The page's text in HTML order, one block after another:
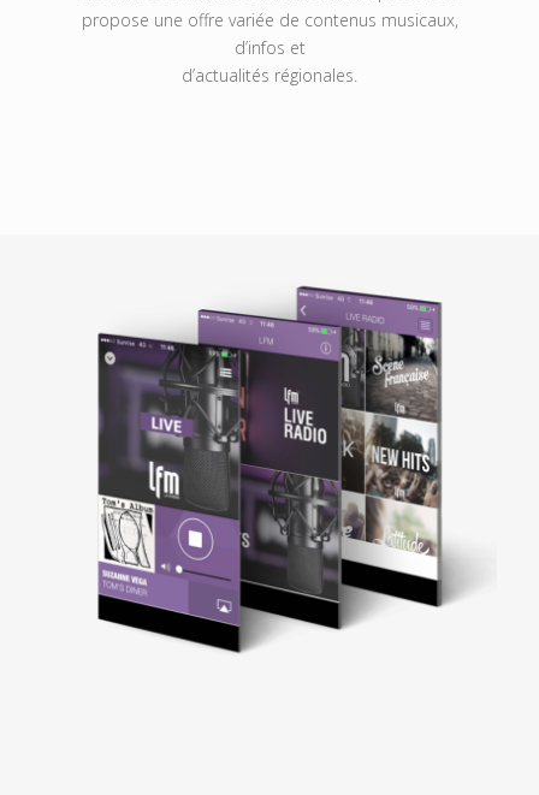
propose une offre variée de contenus musicaux,
d’infos et
d’actualités régionales.